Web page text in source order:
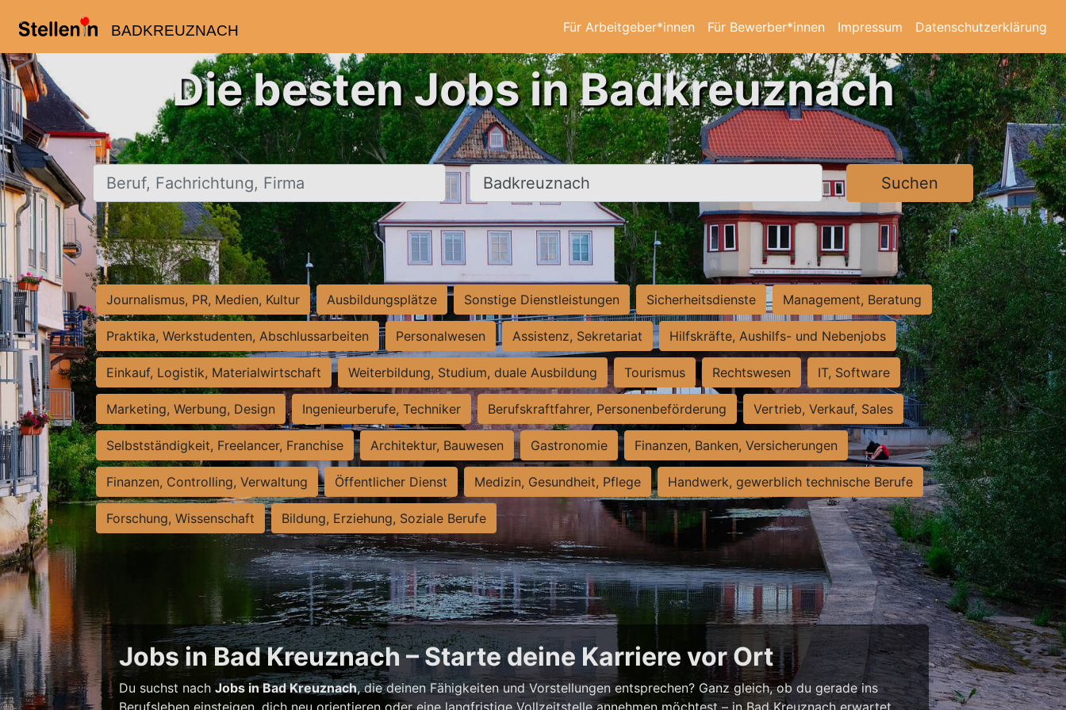
BADKREUZNACH Für Arbeitgeber*innen Für Bewerber*innen Impressum Datenschutzerklärung
Die besten Jobs in Badkreuznach
Beruf, Fachrichtung, Firma Ort, Stadt Suchen
Journalismus, PR, Medien, Kultur Ausbildungsplätze Sonstige Dienstleistungen Sicherheitsdienste Management, Beratung
Praktika, Werkstudenten, Abschlussarbeiten Personalwesen Assistenz, Sekretariat Hilfskräfte, Aushilfs- und Nebenjobs
Einkauf, Logistik, Materialwirtschaft Weiterbildung, Studium, duale Ausbildung Tourismus Rechtswesen IT, Software
Marketing, Werbung, Design Ingenieurberufe, Techniker Berufskraftfahrer, Personenbeförderung Vertrieb, Verkauf, Sales
Selbstständigkeit, Freelancer, Franchise Architektur, Bauwesen Gastronomie Finanzen, Banken, Versicherungen
Finanzen, Controlling, Verwaltung Öffentlicher Dienst Medizin, Gesundheit, Pflege Handwerk, gewerblich technische Berufe
Forschung, Wissenschaft Bildung, Erziehung, Soziale Berufe
Jobs in Bad Kreuznach – Starte deine Karriere vor Ort
Du suchst nachJobs in Bad Kreuznach, die deinen Fähigkeiten und Vorstellungen entsprechen? Ganz gleich, ob du gerade ins